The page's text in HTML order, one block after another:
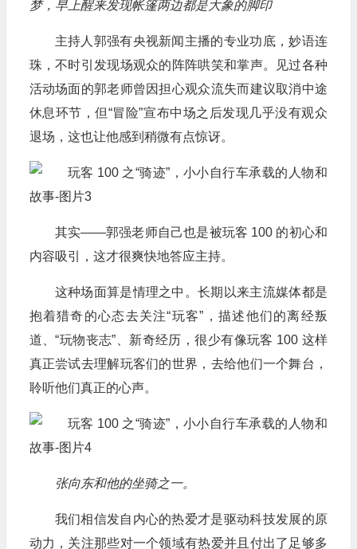
梦，早上醒来发现帐篷两边都是大象的脚印
主持人郭强有央视新闻主播的专业功底，妙语连
珠，不时引发现场观众的阵阵哄笑和掌声。见过各种
活动场面的郭老师曾因担心观众流失而建议取消中途
休息环节，但“冒险”宣布中场之后发现几乎没有观众
退场，这也让他感到稍微有点惊讶。
其实——郭强老师自己也是被玩客 100 的初心和
内容吸引，这才很爽快地答应主持。
这种场面算是情理之中。长期以来主流媒体都是
抱着猎奇的心态去关注“玩客”，描述他们的离经叛
道、“玩物丧志”、新奇经历，很少有像玩客 100 这样
真正尝试去理解玩客们的世界，去给他们一个舞台，
聆听他们真正的心声。
张向东和他的坐骑之一。
我们相信发自内心的热爱才是驱动科技发展的原
动力，关注那些对一个领域有热爱并且付出了足够多